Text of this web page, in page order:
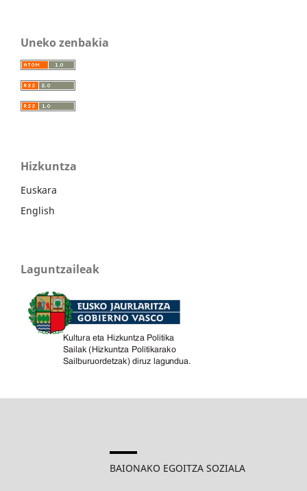
Uneko zenbakia
Hizkuntza
Euskara
English
Laguntzaileak
BAIONAKO EGOITZA SOZIALA